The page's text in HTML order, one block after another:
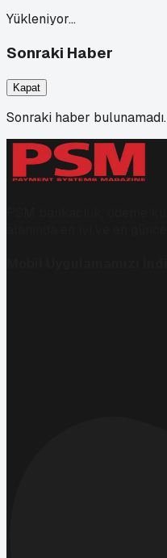
Yükleniyor…
Sonraki Haber
Kapat
Sonraki haber bulunamadı.